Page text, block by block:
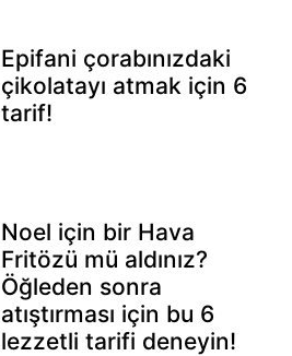
Epifani çorabınızdaki
çikolatayı atmak için 6
tarif!
Noel için bir Hava
Fritözü mü aldınız?
Öğleden sonra
atıştırması için bu 6
lezzetli tarifi deneyin!